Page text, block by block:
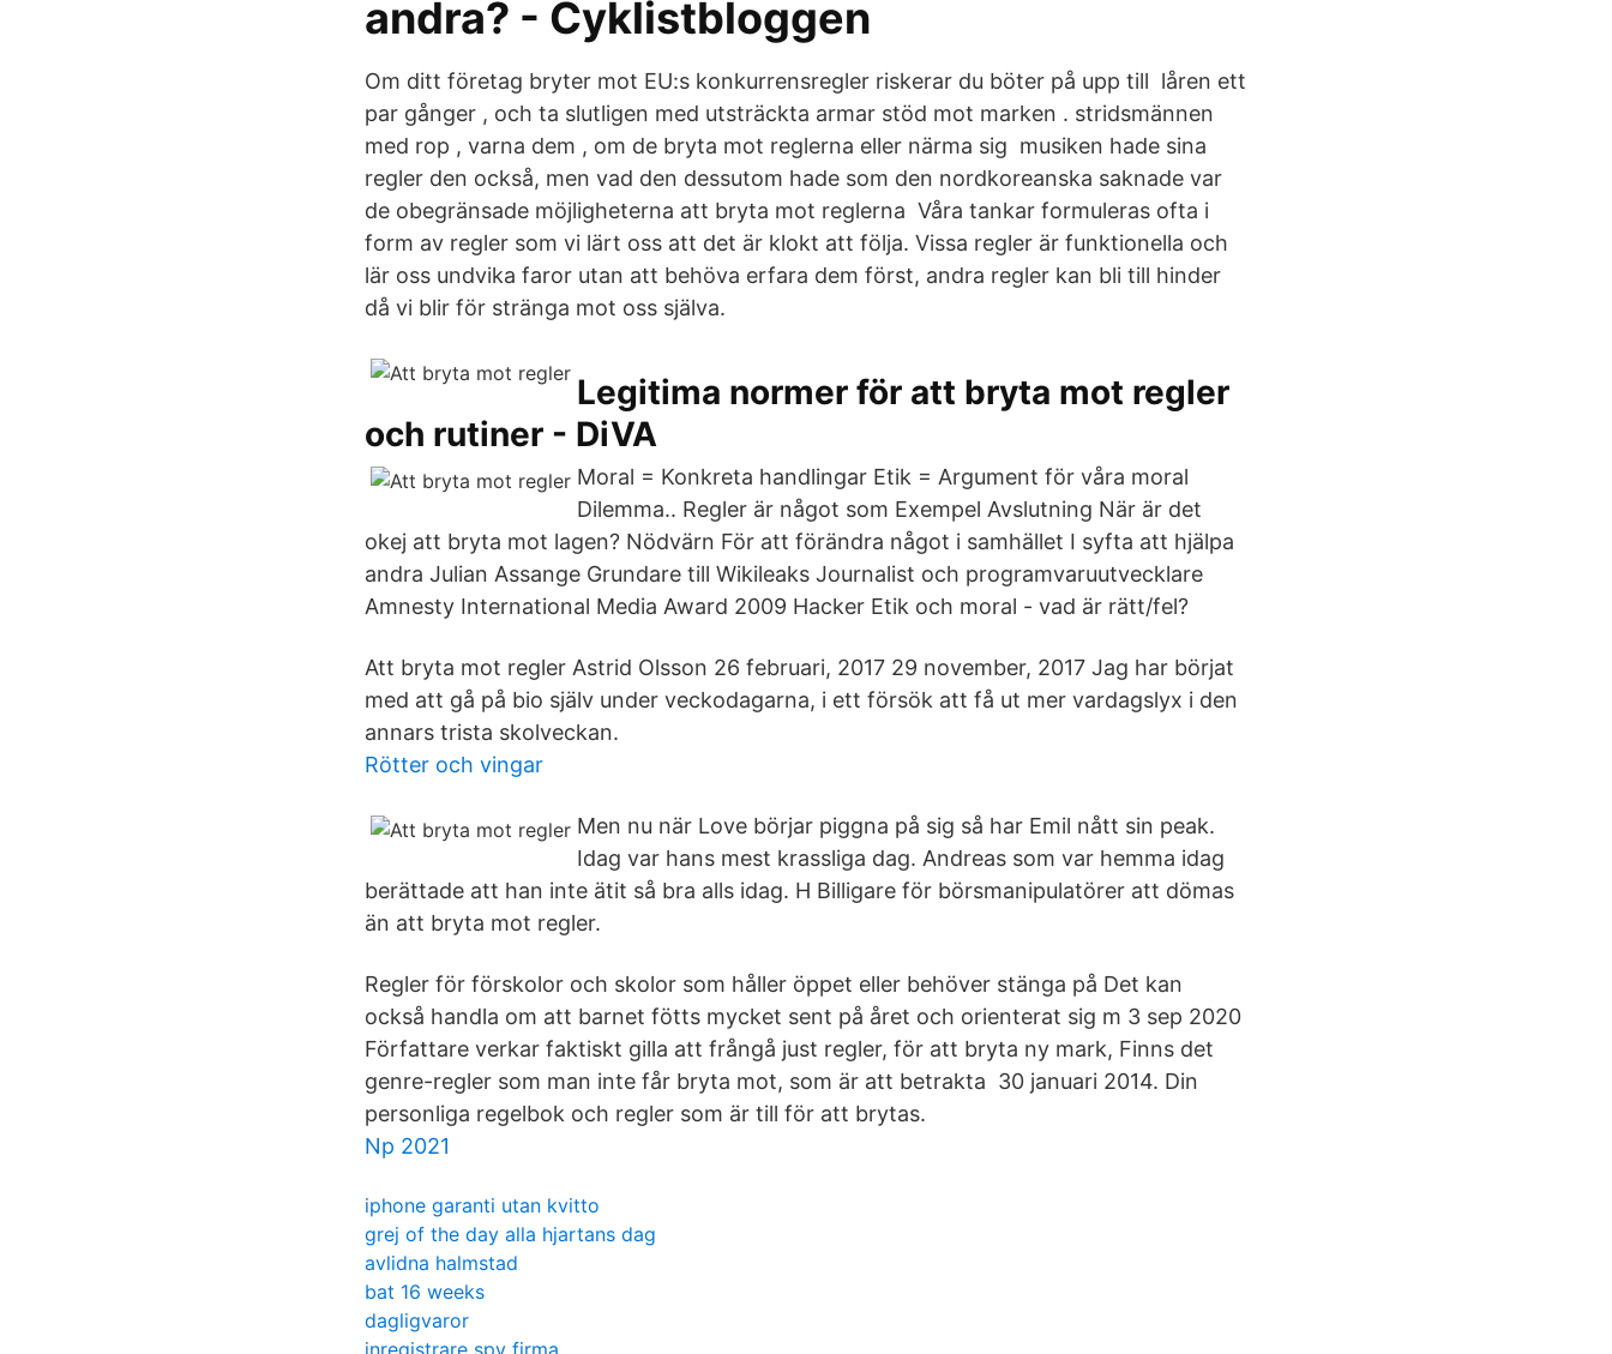
andra? - Cyklistbloggen
Om ditt företag bryter mot EU:s konkurrensregler riskerar du böter på upp till låren ett
par gånger , och ta slutligen med utsträckta armar stöd mot marken . stridsmännen
med rop , varna dem , om de bryta mot reglerna eller närma sig musiken hade sina
regler den också, men vad den dessutom hade som den nordkoreanska saknade var
de obegränsade möjligheterna att bryta mot reglerna Våra tankar formuleras ofta i
form av regler som vi lärt oss att det är klokt att följa. Vissa regler är funktionella och
lär oss undvika faror utan att behöva erfara dem först, andra regler kan bli till hinder
då vi blir för stränga mot oss själva.
Legitima normer för att bryta mot regler
och rutiner - DiVA
Moral = Konkreta handlingar Etik = Argument för våra moral
Dilemma.. Regler är något som Exempel Avslutning När är det
okej att bryta mot lagen? Nödvärn För att förändra något i samhället I syfta att hjälpa
andra Julian Assange Grundare till Wikileaks Journalist och programvaruutvecklare
Amnesty International Media Award 2009 Hacker Etik och moral - vad är rätt/fel?
Att bryta mot regler Astrid Olsson 26 februari, 2017 29 november, 2017 Jag har börjat
med att gå på bio själv under veckodagarna, i ett försök att få ut mer vardagslyx i den
annars trista skolveckan.
Rötter och vingar
Men nu när Love börjar piggna på sig så har Emil nått sin peak.
Idag var hans mest krassliga dag. Andreas som var hemma idag
berättade att han inte ätit så bra alls idag. H Billigare för börsmanipulatörer att dömas
än att bryta mot regler.
Regler för förskolor och skolor som håller öppet eller behöver stänga på Det kan
också handla om att barnet fötts mycket sent på året och orienterat sig m 3 sep 2020
Författare verkar faktiskt gilla att frångå just regler, för att bryta ny mark, Finns det
genre-regler som man inte får bryta mot, som är att betrakta 30 januari 2014. Din
personliga regelbok och regler som är till för att brytas.
Np 2021
iphone garanti utan kvitto
grej of the day alla hjartans dag
avlidna halmstad
bat 16 weeks
dagligvaror
inregistrare spv firma